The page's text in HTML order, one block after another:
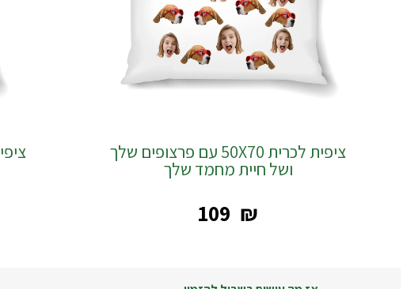
ציפית לכרית 50X70 עם פרצופים שלך
ושל חיית מחמד שלך
‎109 ₪